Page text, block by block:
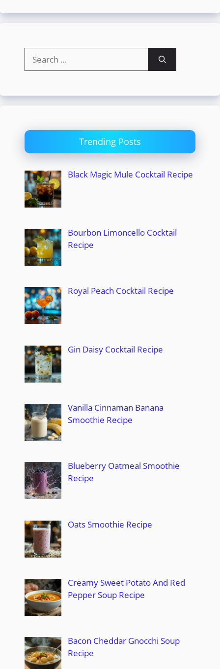
for:
Trending Posts
Black Magic Mule Cocktail Recipe
Bourbon Limoncello Cocktail
Recipe
Royal Peach Cocktail Recipe
Gin Daisy Cocktail Recipe
Vanilla Cinnaman Banana
Smoothie Recipe
Blueberry Oatmeal Smoothie
Recipe
Oats Smoothie Recipe
Creamy Sweet Potato And Red
Pepper Soup Recipe
Bacon Cheddar Gnocchi Soup
Recipe